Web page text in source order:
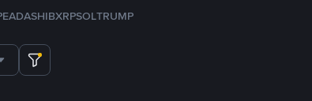
ADASHIBXRPSOLTRUMP